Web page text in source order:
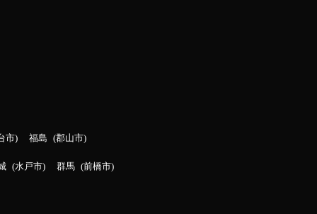
市 福島 郡山市
水戸市 群馬 前橋市